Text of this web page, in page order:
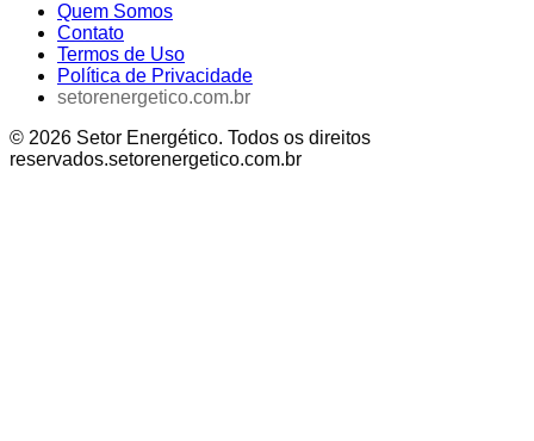
Quem Somos
Contato
Termos de Uso
Política de Privacidade
setorenergetico.com.br
© 2026 Setor Energético. Todos os direitos
reservados.setorenergetico.com.br